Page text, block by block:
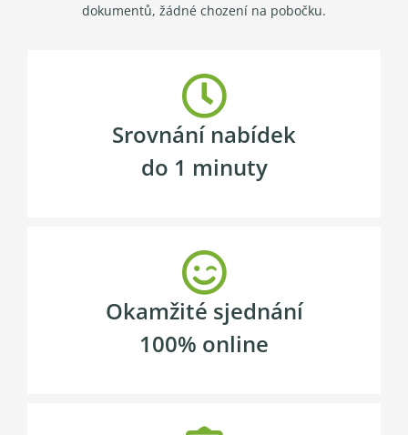
dokumentů, žádné chození na pobočku.
Srovnání nabídek
do 1 minuty
Okamžité sjednání
100% online